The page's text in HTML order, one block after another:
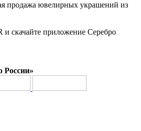
продажа ювелирных украшений из
и скачайте приложение Серебро
России»